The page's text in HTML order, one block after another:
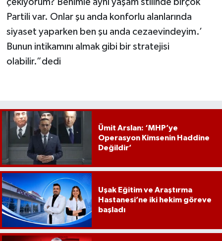
Partili var. Onlar şu anda konforlu alanlarında
siyaset yaparken ben şu anda cezaevindeyim.’
Bunun intikamını almak gibi bir stratejisi
olabilir.”dedi
Ümit Arslan: ‘MHP’ye
Operasyon Kimsenin Haddine
Değildir’
Uşak Eğitim ve Araştırma
Hastanesi’ne iki hekim göreve
başladı